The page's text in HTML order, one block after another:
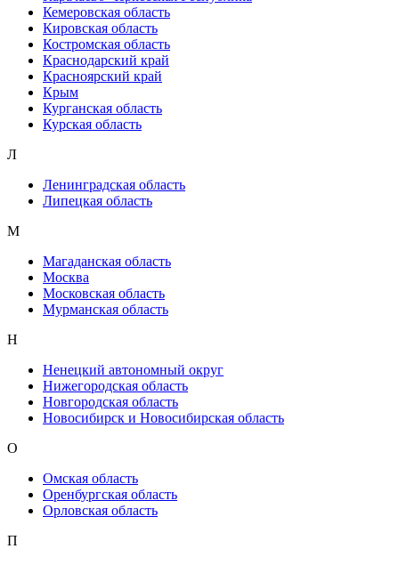
Кемеровская область
Кировская область
Костромская область
Краснодарский край
Красноярский край
Крым
Курганская область
Курская область
Л
Ленинградская область
Липецкая область
М
Магаданская область
Москва
Московская область
Мурманская область
Н
Ненецкий автономный округ
Нижегородская область
Новгородская область
Новосибирск и Новосибирская область
О
Омская область
Оренбургская область
Орловская область
П